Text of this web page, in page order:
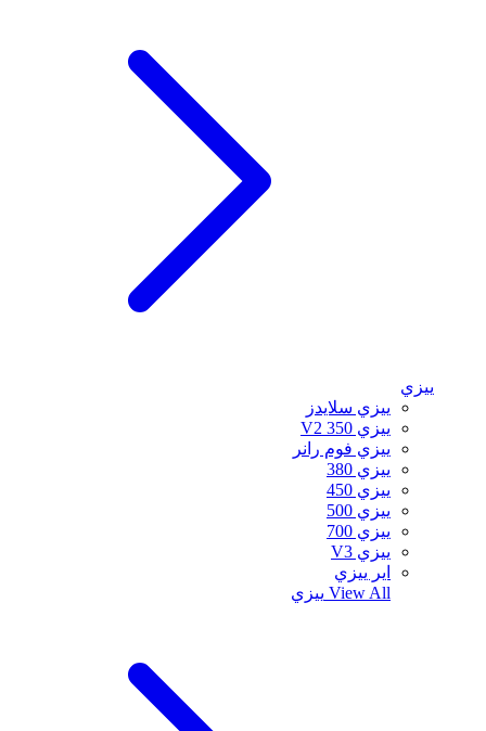
ييزي
ييزي سلايدز
ييزي 350 V2
ييزي فوم رانر
ييزي 380
ييزي 450
ييزي 500
ييزي 700
ييزي V3
اير ييزي
View All ييزي